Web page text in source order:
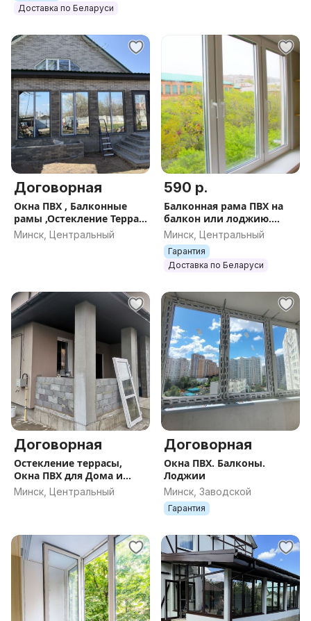
Доставка по Беларуси
Договорная
Окна ПВХ , Балконные
рамы ,Остекление Террас
, Пристроек, Веранд
Минск, Центральный
590 р.
Балконная рама ПВХ на
балкон или лоджию.
Рассрочка до 48 месяцев.
Минск, Центральный
Гарантия
Доставка по Беларуси
Договорная
Остекление террасы,
Окна ПВХ для Дома и
Дачи,Двери
Минск, Центральный
Договорная
Окна ПВХ. Балконы.
Лоджии
Минск, Заводской
Гарантия